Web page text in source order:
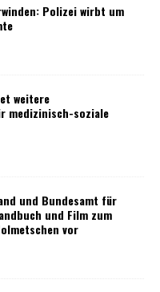
Polizei wirbt um
weitere
medizinisch-soziale
und Bundesamt für
und Film zum
vor